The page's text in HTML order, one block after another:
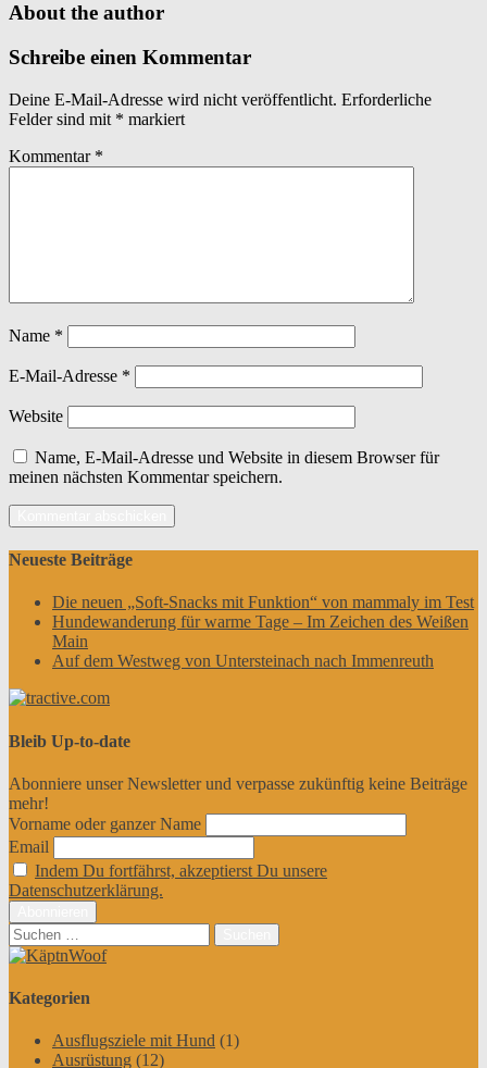
About the author
Schreibe einen Kommentar
Deine E-Mail-Adresse wird nicht veröffentlicht. Erforderliche
Felder sind mit * markiert
Kommentar *
Name *
E-Mail-Adresse *
Website
Name, E-Mail-Adresse und Website in diesem Browser für
meinen nächsten Kommentar speichern.
Neueste Beiträge
Die neuen „Soft-Snacks mit Funktion“ von mammaly im Test
Hundewanderung für warme Tage – Im Zeichen des Weißen
Main
Auf dem Westweg von Untersteinach nach Immenreuth
Bleib Up-to-date
Abonniere unser Newsletter und verpasse zukünftig keine Beiträge
mehr!
Vorname oder ganzer Name
Email
Indem Du fortfährst, akzeptierst Du unsere
Datenschutzerklärung.
Suchen
nach:
Kategorien
Ausflugsziele mit Hund (1)
Ausrüstung (12)